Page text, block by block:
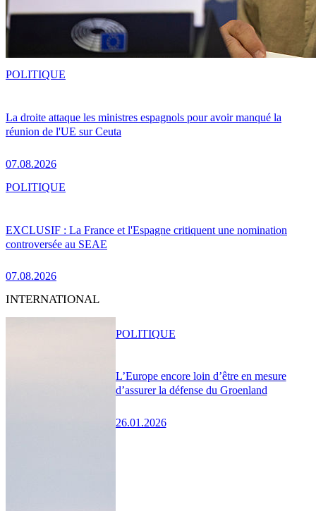
La droite attaque les ministres espagnols pour avoir manqué la
réunion de l'UE sur Ceuta
07.08.2026
POLITIQUE
EXCLUSIF : La France et l'Espagne critiquent une nomination
controversée au SEAE
07.08.2026
POLITIQUE
INTERNATIONAL
L’Europe encore loin d’être en mesure
d’assurer la défense du Groenland
26.01.2026
POLITIQUE